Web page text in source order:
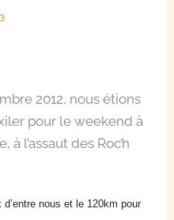
2012, nous étions
pour le weekend à
l’assaut des Roc’h
nous et le 120km pour